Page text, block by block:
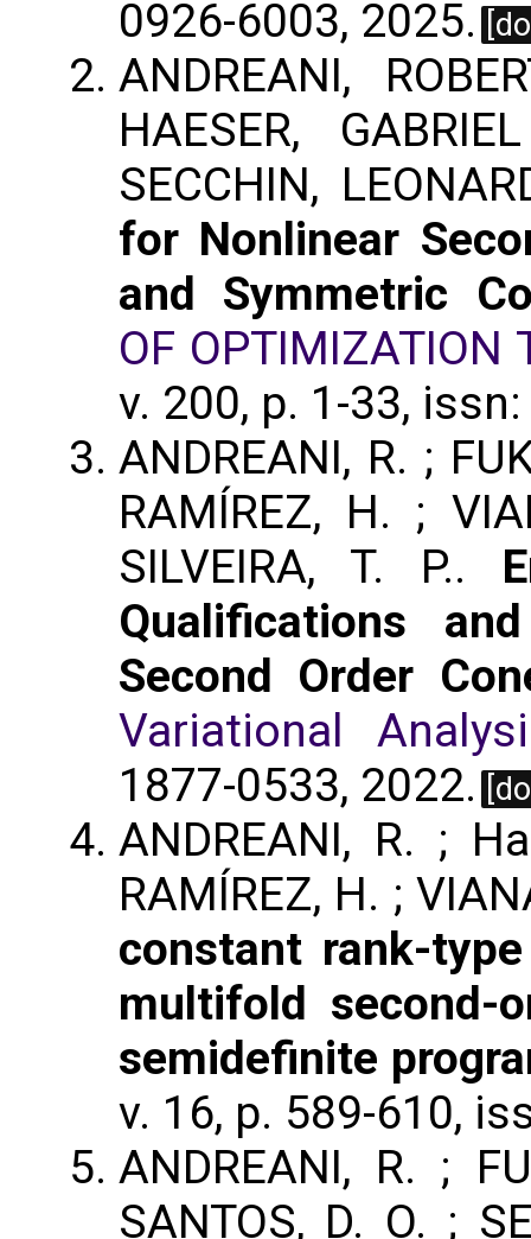
0926-6003, 2025.
ANDREANI,
HAESER,
SECCHIN,
for Nonlinear
and Symmetric
OF OPTIMIZATION
v. 200, p. 1-33,
ANDREANI, R. ;
RAMÍREZ, H. ;
SILVEIRA, T. P..
Qualifications
Second Order
Variational
1877-0533, 2022.
ANDREANI, R. ;
RAMÍREZ, H. ;
constant rank-
multifold second-
semidefinite
v. 16, p. 589-610,
ANDREANI, R. ;
SANTOS, D. O. ;